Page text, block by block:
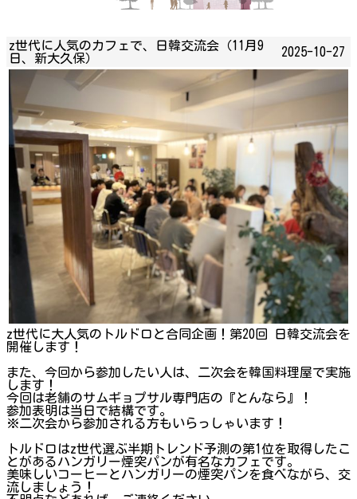
z世代に人気のカフェで、日韓交流会（11月9
日、新大久保）
2025-10-27
z世代に大人気のトルドロと合同企画！第20回 日韓交流会を
開催します！
また、今回から参加したい人は、二次会を韓国料理屋で実施
します！
今回は老舗のサムギョプサル専門店の『とんなら』！
参加表明は当日で結構です。
※二次会から参加される方もいらっしゃいます！
トルドロはz世代選ぶ半期トレンド予測の第1位を取得したこ
とがあるハンガリー煙突パンが有名なカフェです。
美味しいコーヒーとハンガリーの煙突パンを食べながら、交
流しましょう！